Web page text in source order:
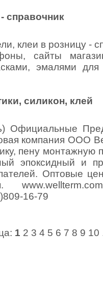
справочник
клеи в розницу -
сайты
эмалями
силикон, клей
Официальные
компания ООО
пену монтажную
эпоксидный и
Оптовые
16-79
1 2 3 4 5 6 7 8 9 10